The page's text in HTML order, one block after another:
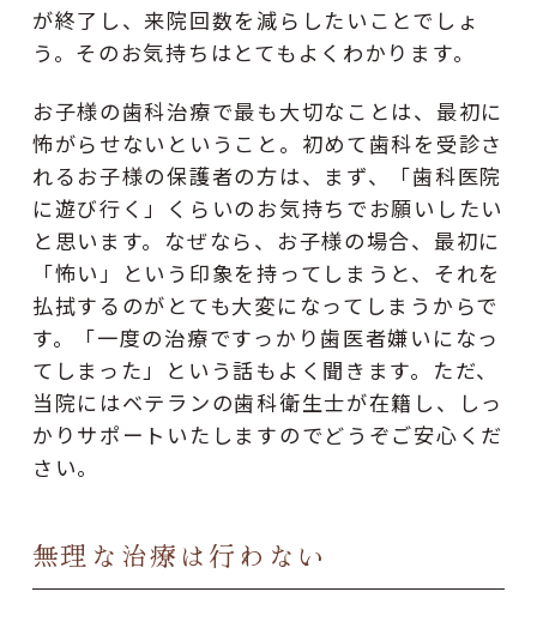
が終了し、来院回数を減らしたいことでしょ
う。そのお気持ちはとてもよくわかります。
お子様の歯科治療で最も大切なことは、最初に
怖がらせないということ。初めて歯科を受診さ
れるお子様の保護者の方は、まず、「歯科医院
に遊び行く」くらいのお気持ちでお願いしたい
と思います。なぜなら、お子様の場合、最初に
「怖い」という印象を持ってしまうと、それを
払拭するのがとても大変になってしまうからで
す。「一度の治療ですっかり歯医者嫌いになっ
てしまった」という話もよく聞きます。ただ、
当院にはベテランの歯科衛生士が在籍し、しっ
かりサポートいたしますのでどうぞご安心くだ
さい。
無理な治療は行わない